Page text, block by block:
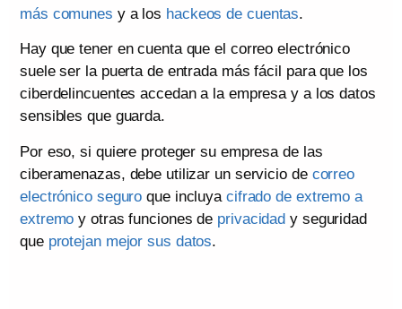
más comunes y a los hackeos de cuentas.
Hay que tener en cuenta que el correo electrónico
suele ser la puerta de entrada más fácil para que los
ciberdelincuentes accedan a la empresa y a los datos
sensibles que guarda.
Por eso, si quiere proteger su empresa de las
ciberamenazas, debe utilizar un servicio de correo
electrónico seguro que incluya cifrado de extremo a
extremo y otras funciones de privacidad y seguridad
que protejan mejor sus datos.